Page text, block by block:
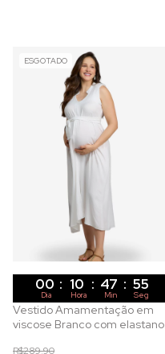
ESGOTADO
00 : 10 : 47 : 53
Dia Hora Min Seg
Vestido Amamentação em
viscose Branco com elastano
R$289,90